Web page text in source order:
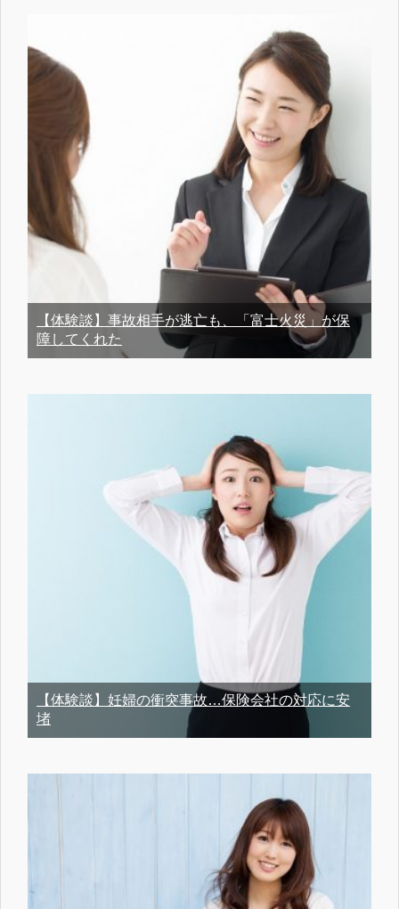
【体験談】事故相手が逃亡も、「富士火災」が保
障してくれた
【体験談】妊婦の衝突事故…保険会社の対応に安
堵